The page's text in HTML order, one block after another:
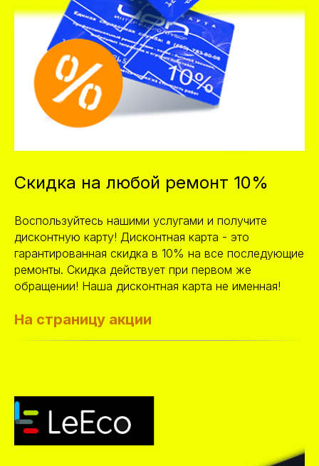
Скидка на любой ремонт 10%
Воспользуйтесь нашими услугами и получите
дисконтную карту! Дисконтная карта - это
гарантированная скидка в 10% на все последующие
ремонты. Скидка действует при первом же
обращении! Наша дисконтная карта не именная!
На страницу акции